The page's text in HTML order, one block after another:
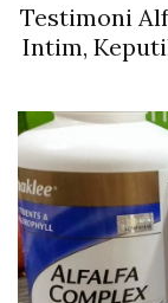
Testimoni
Intim,